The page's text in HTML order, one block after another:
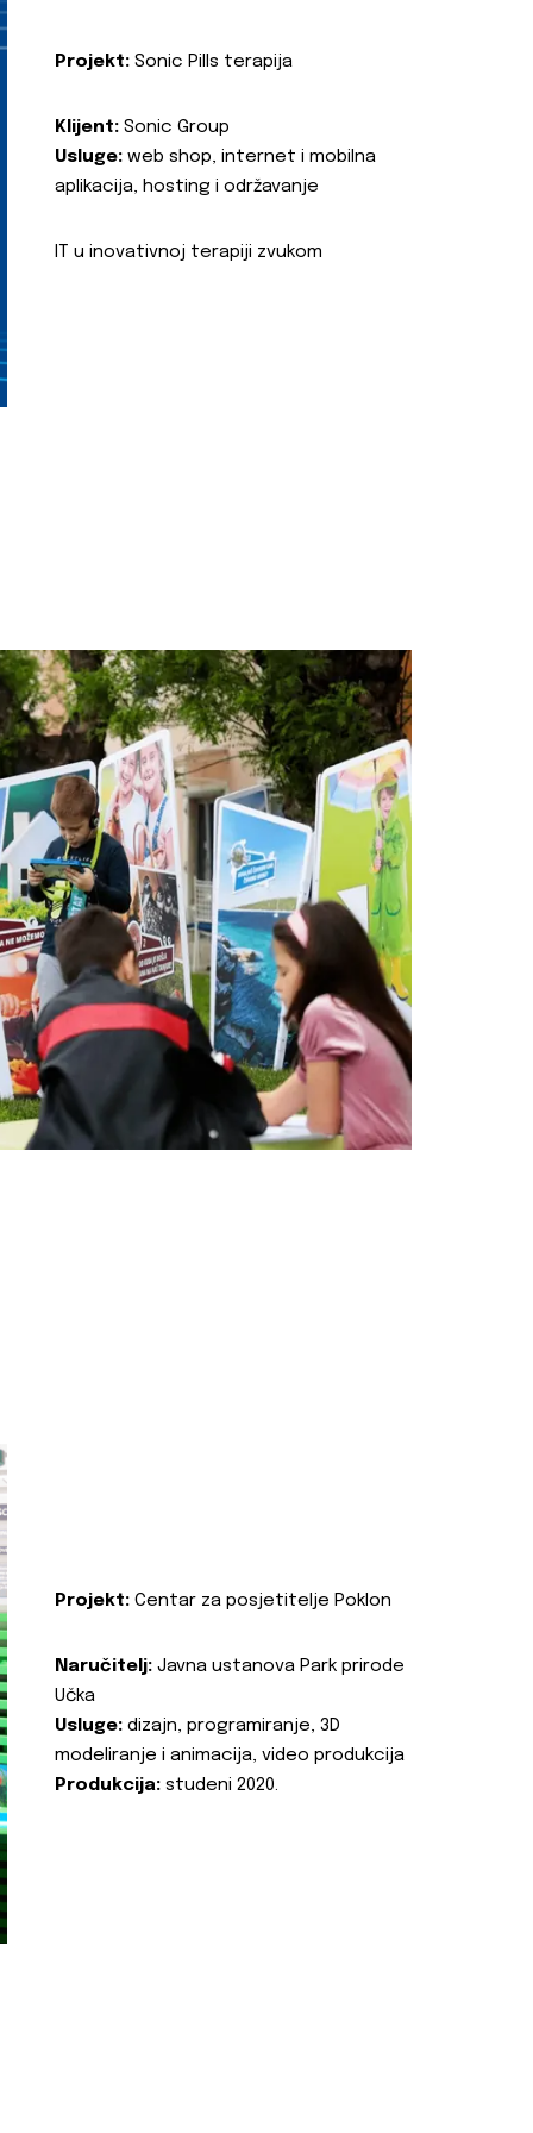
Projekt: Sonic Pills terapija
Klijent: Sonic Group
Usluge: web shop, internet i mobilna
aplikacija, hosting i održavanje
IT u inovativnoj terapiji zvukom
Projekt: Centar za posjetitelje Poklon
Naručitelj: Javna ustanova Park prirode
Učka
Usluge: dizajn, programiranje, 3D
modeliranje i animacija, video produkcija
Produkcija: studeni 2020.